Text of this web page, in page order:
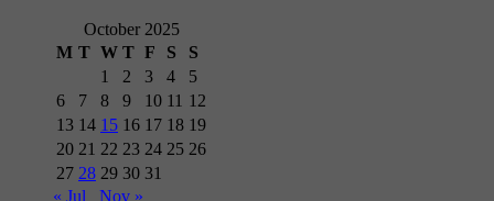
October 2025
M T W T F S
S
1
2 3 4
5
6
7 8 9 10 11 12
13 14 15 16 17 18 19
20 21 22 23 24 25 26
27 28 29 30 31
« Jul
Nov »